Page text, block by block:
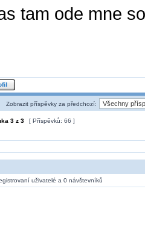
tam ode mne
Zobrazit příspěvky za předchozí:
3 z 3 [ Příspěvků: 66 ]
uživatelé a 0 návštevníků